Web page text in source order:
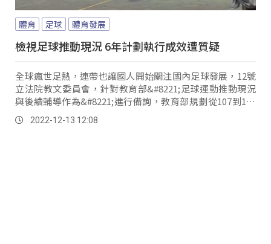
體育 足球 體育發展
檢視足球推動現況 6年計劃執行成效遭質疑
全球瘋世足熱，連帶也讓國人開始關注國內足球發展，12號
立法院教文委員會，針對教育部&#8221;足球運動推動現況
與後續輔導作為&#8221;進行備詢，教育部規劃從107到112
年，6年足球發展計畫，總經費高達43億多元，分配在公務
預算、運動發展基金和前瞻特別預算，也從110年編列的預
2022-12-13 12:08